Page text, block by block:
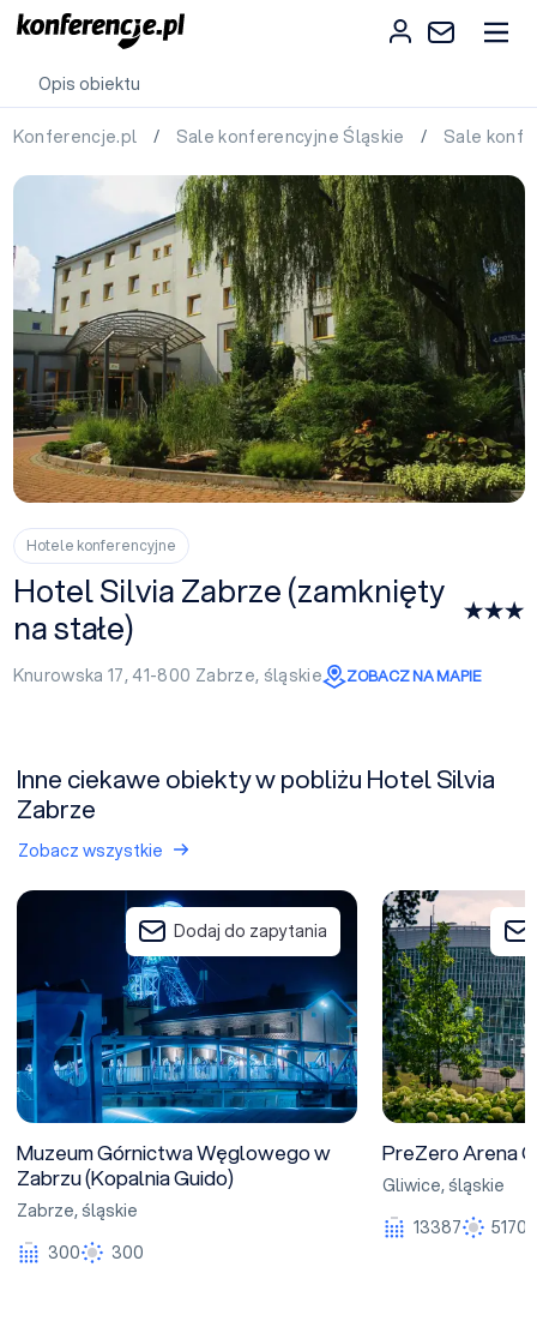
Opis obiektu
Konferencje.pl / Sale konferencyjne Śląskie / Sale
Hotele konferencyjne
Hotel Silvia Zabrze (zamknięty
na stałe)
Knurowska 17, 41-800 Zabrze, śląskie ZOBACZ NA MAPIE
Inne ciekawe obiekty w pobliżu Hotel Silvia
Zabrze
Zobacz wszystkie
Muzeum Górnictwa Węglowego w Zabrzu (Kopalnia Guido)
Dodaj do zapytania
Muzeum Górnictwa Węglowego w
Zabrzu (Kopalnia Guido)
Zabrze, śląskie
300
300
PreZero Arena
PreZero Arena
Gliwice, śląskie
13387
5170